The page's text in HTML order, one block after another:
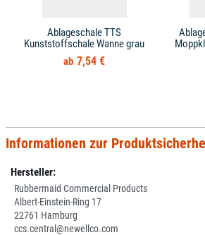
Ablageschale TTS
Kunststoffschale Wanne grau
7,54 €
Informationen zur
Hersteller:
Rubbermaid Commercial Products
Albert-Einstein-Ring 17
22761 Hamburg
ccs.central@newellco.com